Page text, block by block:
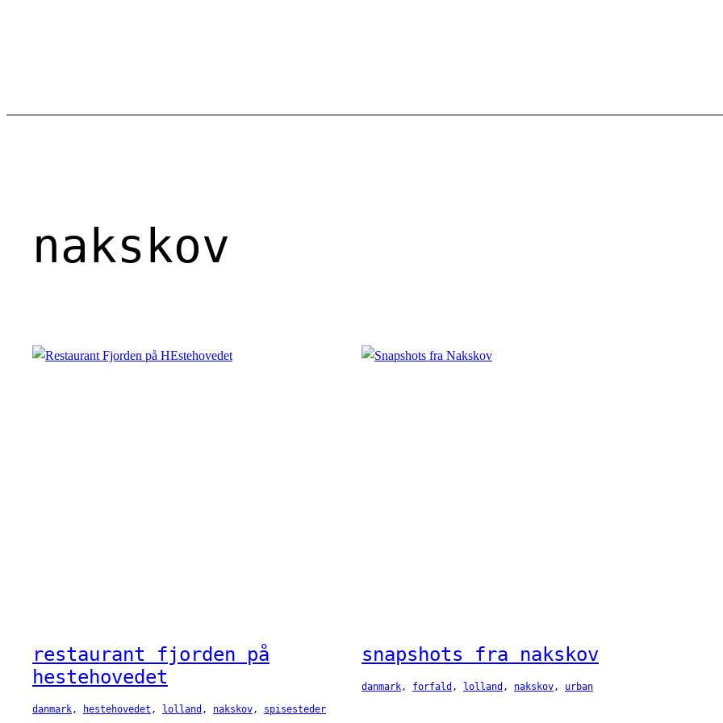
nakskov
restaurant fjorden på
hestehovedet
danmark , hestehovedet , lolland , nakskov , spisesteder
snapshots fra nakskov
danmark , forfald , lolland , nakskov , urban